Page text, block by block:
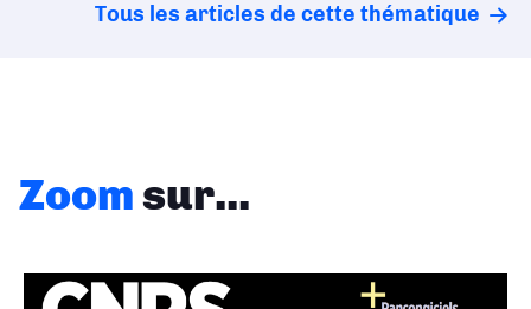
Tous les articles de cette thématique
Zoomsur...